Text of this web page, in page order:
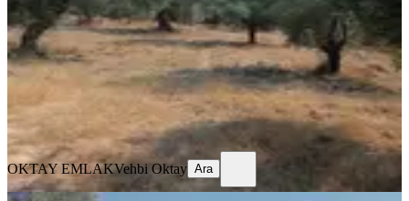
5430 m²·Yolu Açılmış· 1.151/m² 07.08.2025
6.250.000 ₺
OKTAY EMLAK Vehbi Oktay
Ara
OKTAY EMLAKVehbi Oktay Ara